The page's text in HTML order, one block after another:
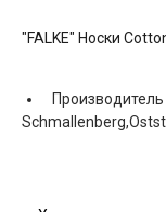
"FALKE" Носки
Производитель